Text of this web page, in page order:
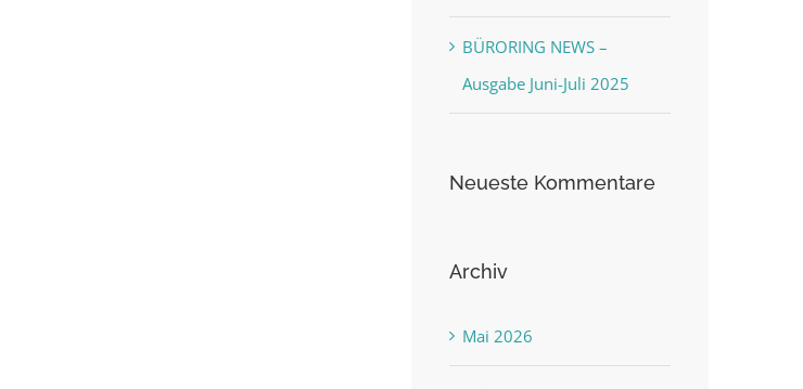
BÜRORING NEWS –
Ausgabe Juni-Juli 2025
Neueste Kommentare
Archiv
Mai 2026